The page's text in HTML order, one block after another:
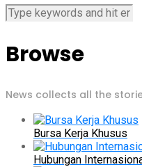
Browse
News collects all the
Bursa Kerja Khusus
Hubungan